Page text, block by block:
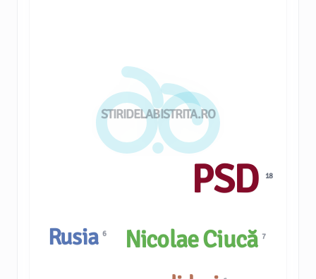
STIRIDELABISTRITA.RO
Nicolae Ciucă7
Rusia6
PSD 18